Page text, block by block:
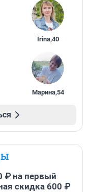
Irina,40
Марина,54
₽ на первый
скидка 600 ₽